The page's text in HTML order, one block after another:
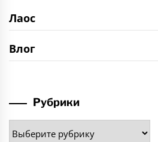
Лаос
Влог
Рубрики
Рубрики